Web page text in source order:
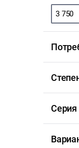
Серия